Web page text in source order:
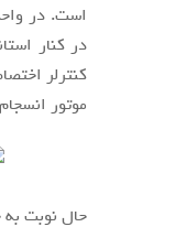
موتور
حال نوبت